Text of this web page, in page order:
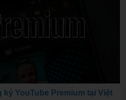
YouTube Premium tại Việt